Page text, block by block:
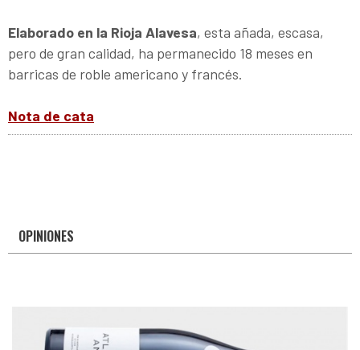
Elaborado en la Rioja Alavesa, esta añada, escasa,
pero de gran calidad, ha permanecido 18 meses en
barricas de roble americano y francés.
Nota de cata
OPINIONES